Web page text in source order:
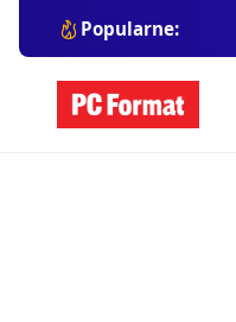
Popularne: